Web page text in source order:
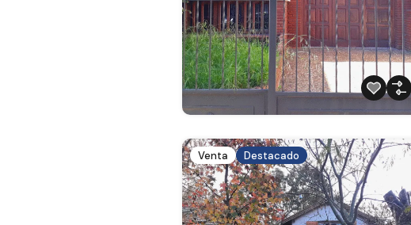
Venta Destacado